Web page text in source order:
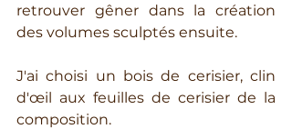
retrouver gêner dans la création
des volumes sculptés ensuite.
J'ai choisi un bois de cerisier, clin
d'œil aux feuilles de cerisier de la
composition.